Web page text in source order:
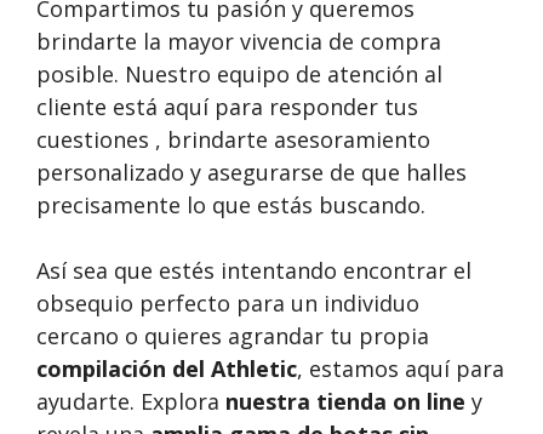
Compartimos tu pasión y queremos
brindarte la mayor vivencia de compra
posible. Nuestro equipo de atención al
cliente está aquí para responder tus
cuestiones , brindarte asesoramiento
personalizado y asegurarse de que halles
precisamente lo que estás buscando.
Así sea que estés intentando encontrar el
obsequio perfecto para un individuo
cercano o quieres agrandar tu propia
compilación del Athletic, estamos aquí para
ayudarte. Explora nuestra tienda on line y